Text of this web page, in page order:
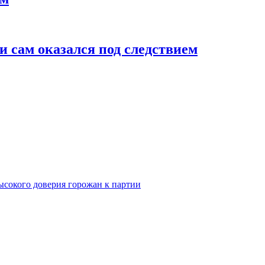
оказался под следствием
доверия горожан к партии